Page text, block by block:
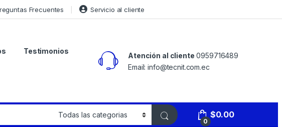
Frecuentes Servicio al cliente
Testimonios
Atención al cliente 0959716489
Email: info@tecnit.com.ec
0
$0.00